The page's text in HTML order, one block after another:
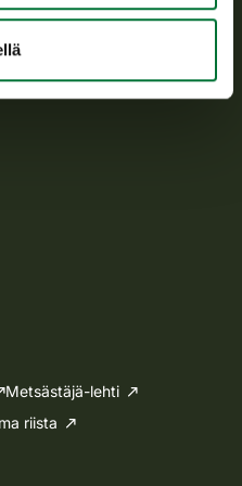
Metsästäjä-lehti
riista